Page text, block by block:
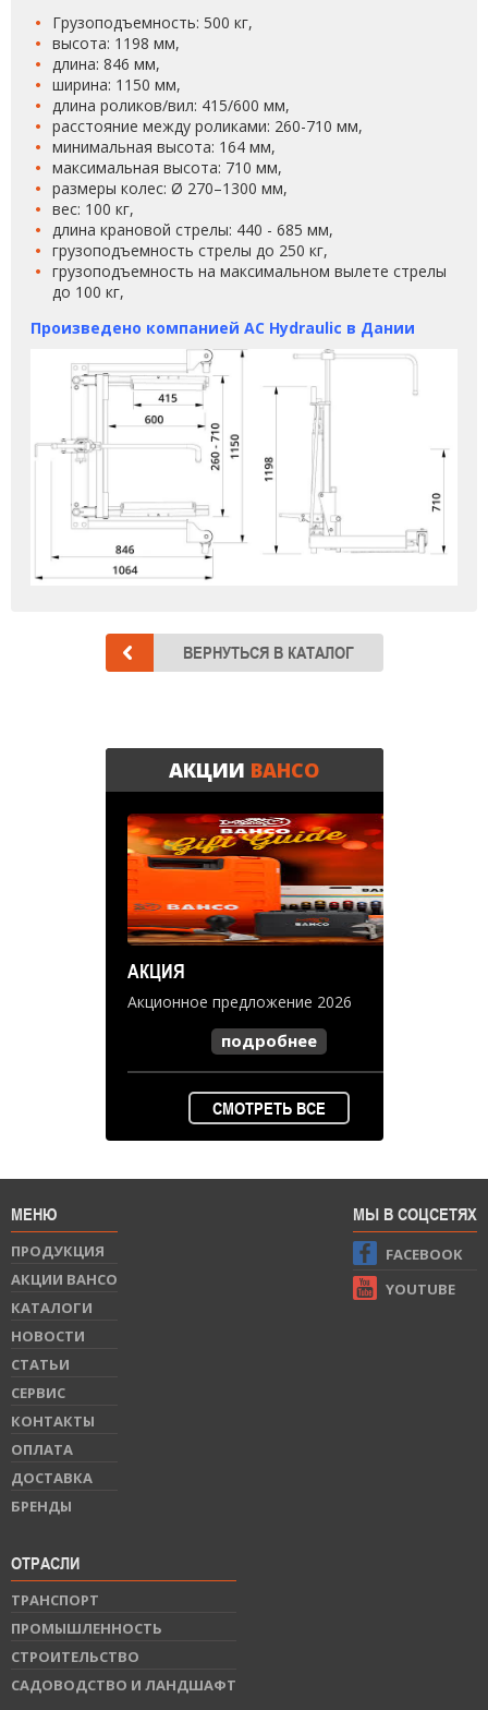
Грузоподъемность: 500 кг,
высота: 1198 мм,
длина: 846 мм,
ширина: 1150 мм,
длина роликов/вил: 415/600 мм,
расстояние между роликами: 260-710 мм,
минимальная высота: 164 мм,
максимальная высота: 710 мм,
размеры колес: Ø 270–1300 мм,
вес: 100 кг,
длина крановой стрелы: 440 - 685 мм,
грузоподъемность стрелы до 250 кг,
грузоподъемность на максимальном вылете стрелы
до 100 кг,
Произведено компанией AC Hydraulic в Дании
АКЦИИ BAHCO
АКЦИЯ
Акционное предложение 2026
подробнее
СМОТРЕТЬ ВСЕ
МЕНЮ
ПРОДУКЦИЯ
АКЦИИ BAHCO
КАТАЛОГИ
НОВОСТИ
СТАТЬИ
СЕРВИС
КОНТАКТЫ
ОПЛАТА
ДОСТАВКА
БРЕНДЫ
ОТРАСЛИ
ТРАНСПОРТ
ПРОМЫШЛЕННОСТЬ
СТРОИТЕЛЬСТВО
САДОВОДСТВО И ЛАНДШАФТ
МЫ В СОЦСЕТЯХ
FACEBOOK
YOUTUBE